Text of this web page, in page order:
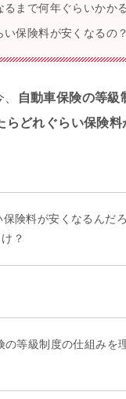
まで何年ぐらいかか
保険料が安くなるの？
自動車保険の等
どれぐらい保険料
険料が安くなるんだ
？
の等級制度の仕組みを